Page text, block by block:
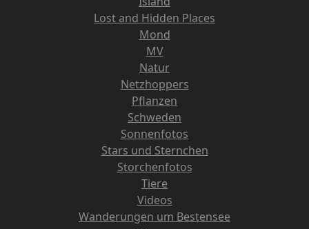
Lost and Hidden Places
Mond
MV
Natur
Netzhoppers
Pflanzen
Schweden
Sonnenfotos
Stars und Sternchen
Storchenfotos
Tiere
Videos
Wanderungen um Bestensee